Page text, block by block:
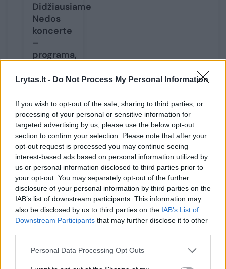
Lrytas.lt - Do Not Process My Personal Information
If you wish to opt-out of the sale, sharing to third parties, or
processing of your personal or sensitive information for
targeted advertising by us, please use the below opt-out
section to confirm your selection. Please note that after your
opt-out request is processed you may continue seeing
interest-based ads based on personal information utilized by
us or personal information disclosed to third parties prior to
your opt-out. You may separately opt-out of the further
disclosure of your personal information by third parties on the
IAB’s list of downstream participants. This information may
also be disclosed by us to third parties on the IAB’s List of
Downstream Participants that may further disclose it to other
Personal Data Processing Opt Outs
Didžiausiame
Nedos
koncerte
–
programa,
nedainavo
Pavargau verstis per galvą, daryti tai, kas
man nepatinka.
Paviršutiniškumas, abejingumas mane
pradėjo nervinti.
– Dešimt metų nebevartojate alkoholinių
gėrimų. Kaip tai pakeitė jūsų gyvenimą?